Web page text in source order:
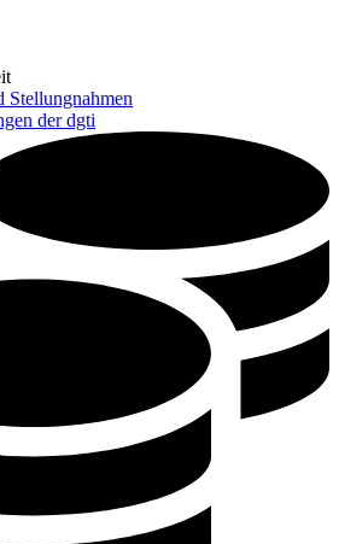
Stellungnahmen
der dgti